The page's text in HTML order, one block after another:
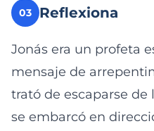
03 Reflexiona
Jonás era un profeta
mensaje de
trató de escaparse de
se embarcó en